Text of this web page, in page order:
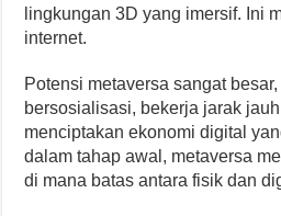
lingkungan 3D yang imersif. Ini
internet.
Potensi metaversa sangat
bersosialisasi, bekerja jarak
menciptakan ekonomi digital
dalam tahap awal, metaversa
di mana batas antara fisik dan